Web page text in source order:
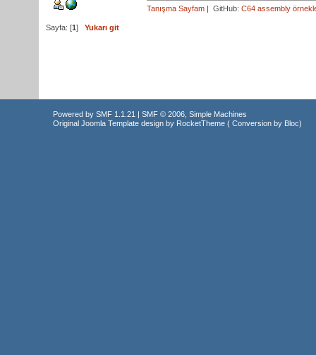
Tanışma Sayfam | GitHub: C64 assembly
Sayfa: [1] Yukarı git
Powered by SMF 1.1.21 | SMF © 2006, Simple Machines
Original Joomla Template design by RocketTheme ( Conversion by Bloc)